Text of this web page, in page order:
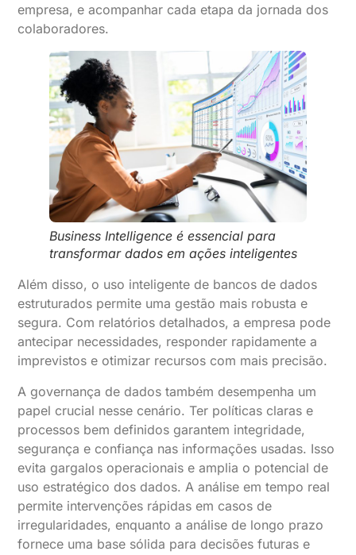
empresa, e acompanhar cada etapa da jornada dos
colaboradores.
Business Intelligence é essencial para
transformar dados em ações inteligentes
Além disso, o uso inteligente de bancos de dados
estruturados permite uma gestão mais robusta e
segura. Com relatórios detalhados, a empresa pode
antecipar necessidades, responder rapidamente a
imprevistos e otimizar recursos com mais precisão.
A governança de dados também desempenha um
papel crucial nesse cenário. Ter políticas claras e
processos bem definidos garantem integridade,
segurança e confiança nas informações usadas. Isso
evita gargalos operacionais e amplia o potencial de
uso estratégico dos dados. A análise em tempo real
permite intervenções rápidas em casos de
irregularidades, enquanto a análise de longo prazo
fornece uma base sólida para decisões futuras e